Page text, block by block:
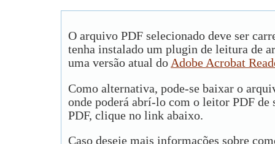
O arquivo PDF selecionado deve ser
tenha instalado um plugin de leitura de
uma versão atual do Adobe Acrobat
Como alternativa, pode-se baixar o
onde poderá abrí-lo com o leitor PDF de
PDF, clique no link abaixo.
Caso deseje mais informações sobre